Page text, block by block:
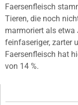
Faersenfleisch
Tieren, die noch
marmoriert als
feinfaseriger, zarter
Faersenfleisch hat
von 14 %.